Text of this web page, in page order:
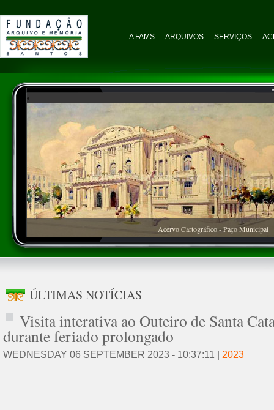
A FAMS ARQUIVOS SERVIÇOS
Acervo Cartográfico - Paço Municipal
ÚLTIMAS NOTÍCIAS
Visita interativa ao Outeiro de Santa
durante feriado prolongado
WEDNESDAY 06 SEPTEMBER 2023 - 10:37:11 | 2023